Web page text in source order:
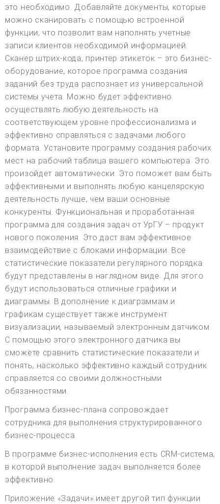
это необходимо. Добавляйте документы, которые
можно сканировать с помощью встроенной
функции, что позволит вам наполнять учетные
записи клиентов необходимой информацией.
Сканер штрих-кода, принтер этикеток – это бизнес-
оборудование, которое программа создания
заданий без труда распознает из универсальной
системы учета. Можно будет эффективно
осуществлять любую деятельность на
соответствующем уровне профессионализма и
эффективно справляться с задачами любого
формата. Установите программу создания рабочих
мест на рабочий таблица вашего компьютера. Это
произойдет автоматически. Это поможет вам быть
эффективными и выполнять любую канцелярскую
деятельность лучше, чем ваши основные
конкуренты. Функциональная и проработанная
программа для создания задач от УрГУ – продукт
нового поколения. Это даст вам эффективное
взаимодействие с блоками информации. Все
статистические показатели регулярного порядка
будут представлены в наглядном виде. Для этого
будут использоваться отличные графики и
диаграммы. В дополнение к диаграммам и
графикам существует также инструмент
визуализации, называемый электронным датчиком.
С помощью этого электронного датчика вы
сможете сравнить статистические показатели и
понять, насколько эффективно каждый сотрудник
справляется со своими должностными
обязанностями.
Программа бизнес-плана сопровождает
сотрудника для выполнения структурированного
бизнес-процесса.
В программе бизнес-исполнения есть CRM-система,
в которой выполнение задач выполняется более
эффективно.
Приложение «Задачи» имеет другой тип функции